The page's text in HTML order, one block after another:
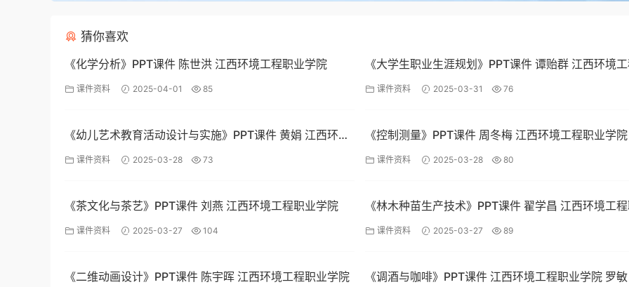
猜你喜欢
《化学分析》PPT课件 陈世洪 江西环境工程职业学院
课件资料 2025-04-01 85
《大学生职业生涯规划》PPT课件 谭贻群 江西环境工
业学院
课件资料 2025-03-31 76
《幼儿艺术教育活动设计与实施》PPT课件 黄娟 江西环境
工程职业学院
课件资料 2025-03-28 73
《控制测量》PPT课件 周冬梅 江西环境工程职业学院
课件资料 2025-03-28 80
《茶文化与茶艺》PPT课件 刘燕 江西环境工程职业学院
课件资料 2025-03-27 104
《林木种苗生产技术》PPT课件 翟学昌 江西环境工程
学院课件资料 2025-03-27 89
《二维动画设计》PPT课件 陈宇晖 江西环境工程职业学院 《调酒与咖啡》PPT课件 江西环境工程职业学院 罗敏